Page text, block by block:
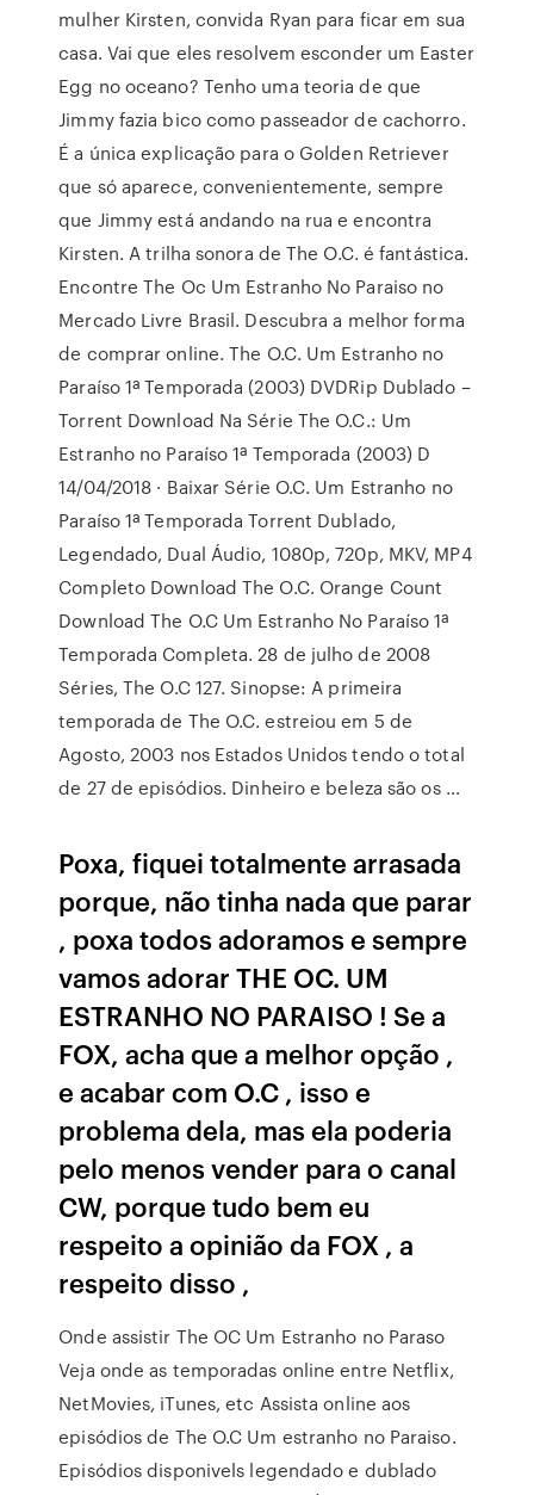
mulher Kirsten, convida Ryan para ficar em sua
casa. Vai que eles resolvem esconder um Easter
Egg no oceano? Tenho uma teoria de que
Jimmy fazia bico como passeador de cachorro.
É a única explicação para o Golden Retriever
que só aparece, convenientemente, sempre
que Jimmy está andando na rua e encontra
Kirsten. A trilha sonora de The O.C. é fantástica.
Encontre The Oc Um Estranho No Paraiso no
Mercado Livre Brasil. Descubra a melhor forma
de comprar online. The O.C. Um Estranho no
Paraíso 1ª Temporada (2003) DVDRip Dublado –
Torrent Download Na Série The O.C.: Um
Estranho no Paraíso 1ª Temporada (2003) D
14/04/2018 · Baixar Série O.C. Um Estranho no
Paraíso 1ª Temporada Torrent Dublado,
Legendado, Dual Áudio, 1080p, 720p, MKV, MP4
Completo Download The O.C. Orange Count
Download The O.C Um Estranho No Paraíso 1ª
Temporada Completa. 28 de julho de 2008
Séries, The O.C 127. Sinopse: A primeira
temporada de The O.C. estreiou em 5 de
Agosto, 2003 nos Estados Unidos tendo o total
de 27 de episódios. Dinheiro e beleza são os …
Poxa, fiquei totalmente arrasada
porque, não tinha nada que parar
, poxa todos adoramos e sempre
vamos adorar THE OC. UM
ESTRANHO NO PARAISO ! Se a
FOX, acha que a melhor opção ,
e acabar com O.C , isso e
problema dela, mas ela poderia
pelo menos vender para o canal
CW, porque tudo bem eu
respeito a opinião da FOX , a
respeito disso ,
Onde assistir The OC Um Estranho no Paraso
Veja onde as temporadas online entre Netflix,
NetMovies, iTunes, etc Assista online aos
episódios de The O.C Um estranho no Paraiso.
Episódios disponivels legendado e dublado